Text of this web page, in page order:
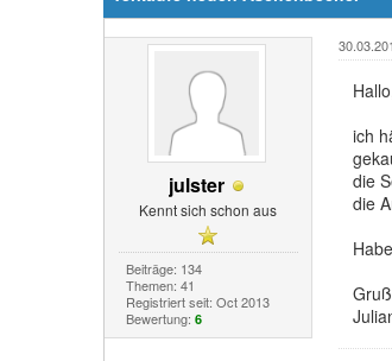
julster
Kennt sich schon aus
Beiträge: 134
Themen: 41
Registriert seit: Oct 2013
Bewertung: 6
ich
die
die
Gruß